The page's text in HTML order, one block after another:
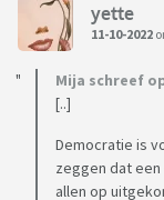
yette
11-10-2022
Mija schreef
[..]
Democratie is
zeggen dat een
allen op